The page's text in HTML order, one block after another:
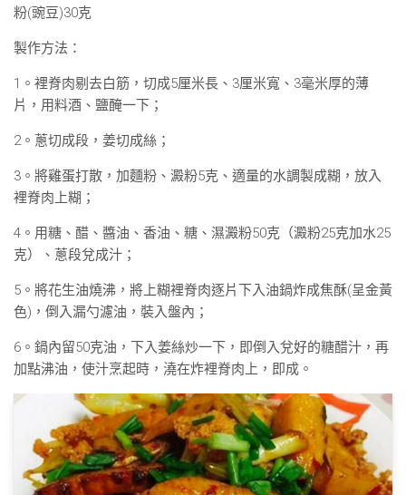
粉(豌豆)30克
製作方法：
1。裡脊肉剔去白筋，切成5厘米長、3厘米寬、3毫米厚的薄
片，用料酒、鹽醃一下；
2。蔥切成段，姜切成絲；
3。將雞蛋打散，加麵粉、澱粉5克、適量的水調製成糊，放入
裡脊肉上糊；
4。用糖、醋、醬油、香油、糖、濕澱粉50克（澱粉25克加水25
克）、蔥段兌成汁；
5。將花生油燒沸，將上糊裡脊肉逐片下入油鍋炸成焦酥(呈金黃
色)，倒入漏勺濾油，裝入盤內；
6。鍋內留50克油，下入姜絲炒一下，即倒入兌好的糖醋汁，再
加點沸油，使汁烹起時，澆在炸裡脊肉上，即成。